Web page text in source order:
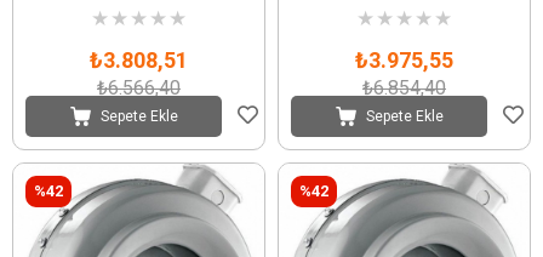
★ ★ ★ ★ ★
₺3.808,51
₺6.566,40
Sepete Ekle
★ ★ ★ ★ ★
₺3.975,55
₺6.854,40
Sepete Ekle
%42 %42